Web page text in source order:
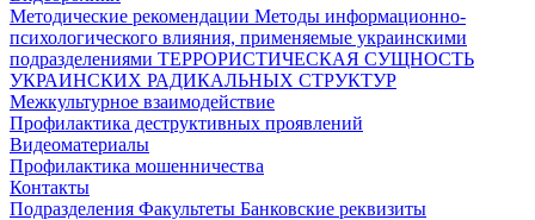
Методические рекомендации Методы информационно-
психологического влияния, применяемые украинскими
подразделениями ТЕРРОРИСТИЧЕСКАЯ СУЩНОСТЬ
УКРАИНСКИХ РАДИКАЛЬНЫХ СТРУКТУР
Межкультурное взаимодействие
Профилактика деструктивных проявлений
Видеоматериалы
Профилактика мошенничества
Контакты
Подразделения Факультеты Банковские реквизиты